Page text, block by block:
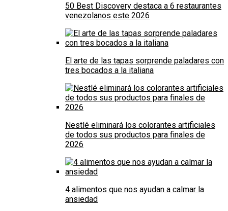
50 Best Discovery destaca a 6 restaurantes
venezolanos este 2026
El arte de las tapas sorprende paladares con
tres bocados a la italiana
Nestlé eliminará los colorantes artificiales
de todos sus productos para finales de
2026
4 alimentos que nos ayudan a calmar la
ansiedad